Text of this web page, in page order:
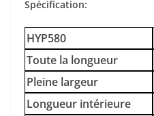
Spécification:
HYP580
Toute la longueur
Pleine largeur
Longueur intérieure